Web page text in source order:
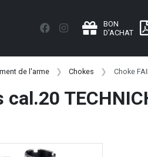
BON
D'ACHAT
de l'arme Chokes Choke